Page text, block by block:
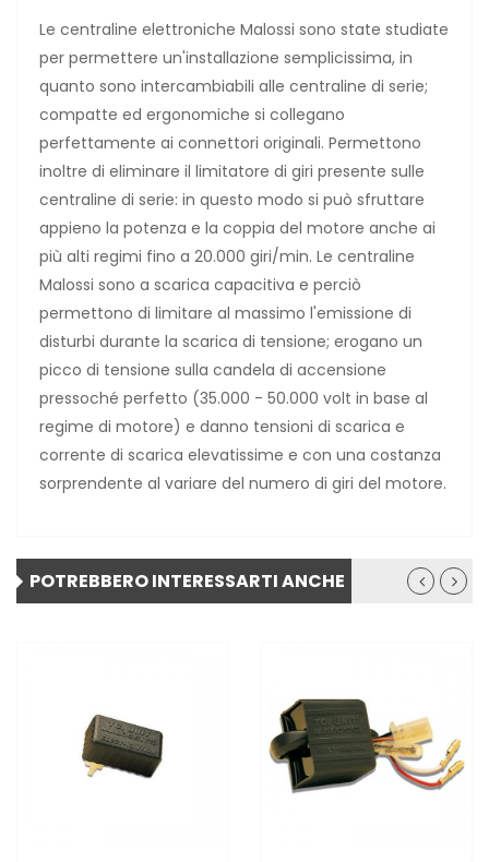
Le centraline elettroniche Malossi sono state studiate
per permettere un'installazione semplicissima, in
quanto sono intercambiabili alle centraline di serie;
compatte ed ergonomiche si collegano
perfettamente ai connettori originali. Permettono
inoltre di eliminare il limitatore di giri presente sulle
centraline di serie: in questo modo si può sfruttare
appieno la potenza e la coppia del motore anche ai
più alti regimi fino a 20.000 giri/min. Le centraline
Malossi sono a scarica capacitiva e perciò
permettono di limitare al massimo l'emissione di
disturbi durante la scarica di tensione; erogano un
picco di tensione sulla candela di accensione
pressoché perfetto (35.000 - 50.000 volt in base al
regime di motore) e danno tensioni di scarica e
corrente di scarica elevatissime e con una costanza
sorprendente al variare del numero di giri del motore.
POTREBBERO INTERESSARTI ANCHE